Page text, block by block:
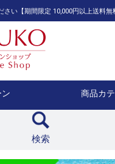
さい【期間限定 10,000円以上送料
商品カ
検索